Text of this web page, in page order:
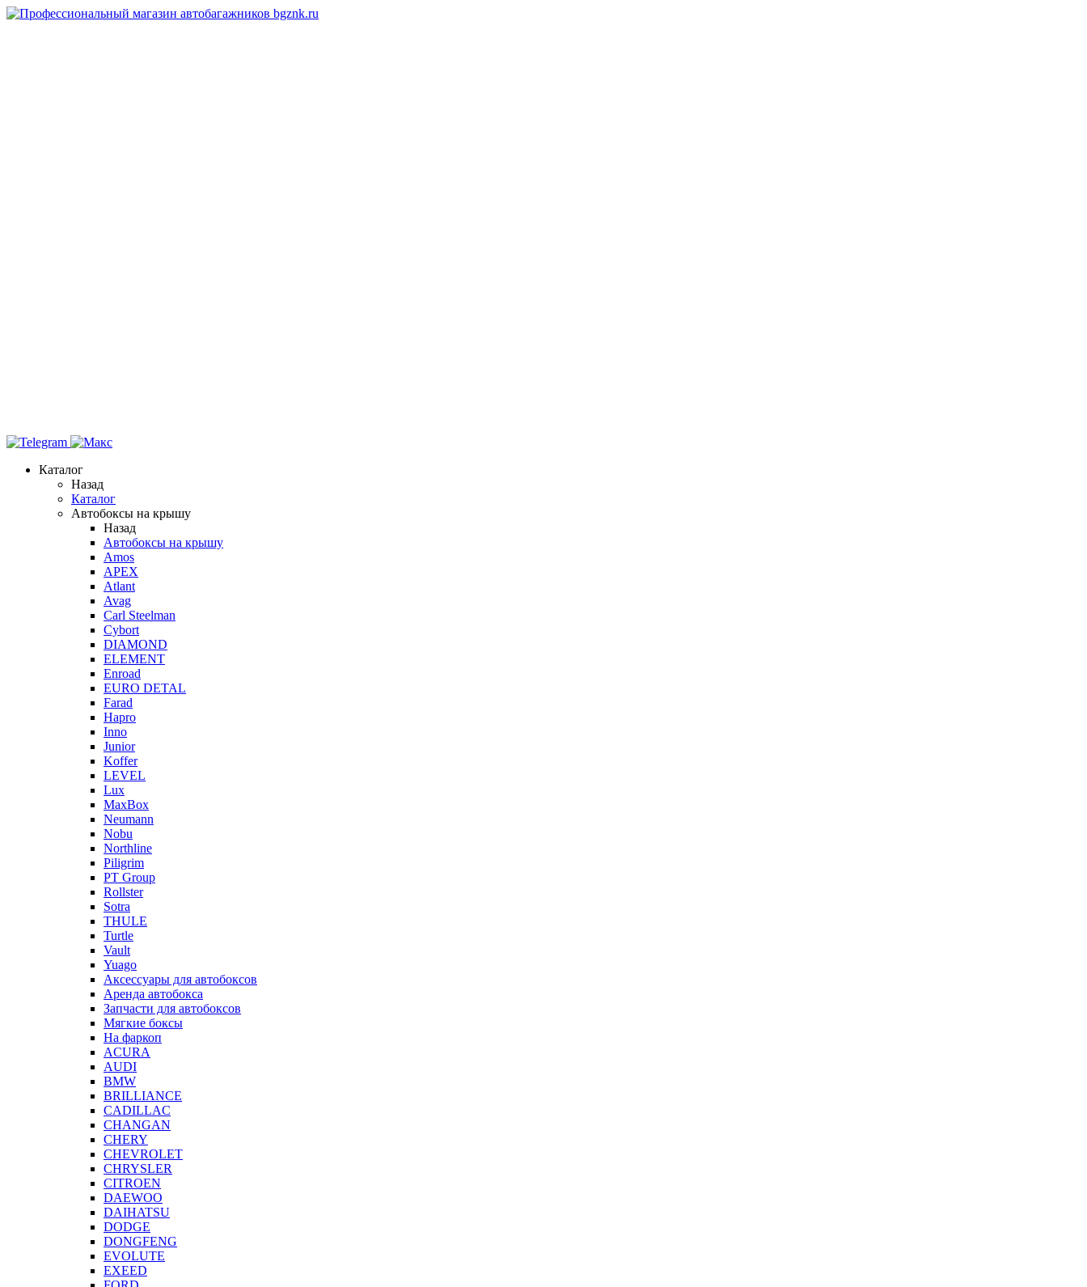
Каталог
Назад
Каталог
Автобоксы на крышу
Назад
Автобоксы на крышу
Amos
APEX
Atlant
Avag
Carl Steelman
Cybort
DIAMOND
ELEMENT
Enroad
EURO DETAL
Farad
Hapro
Inno
Junior
Koffer
LEVEL
Lux
MaxBox
Neumann
Nobu
Northline
Piligrim
PT Group
Rollster
Sotra
THULE
Turtle
Vault
Yuago
Аксессуары для автобоксов
Аренда автобокса
Запчасти для автобоксов
Мягкие боксы
На фаркоп
ACURA
AUDI
BMW
BRILLIANCE
CADILLAC
CHANGAN
CHERY
CHEVROLET
CHRYSLER
CITROEN
DAEWOO
DAIHATSU
DODGE
DONGFENG
EVOLUTE
EXEED